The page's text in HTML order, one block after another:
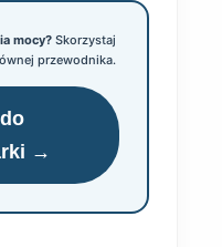
mocy? Skorzystaj
przewodnika.
→